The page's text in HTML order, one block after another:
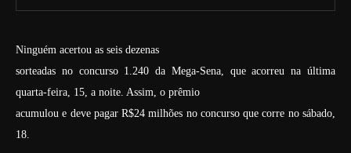
Ninguém acertou as seis dezenas
sorteadas no concurso 1.240 da Mega-Sena, que acorreu na última
quarta-feira, 15, a noite. Assim, o prêmio
acumulou e deve pagar R$24 milhões no concurso que corre no sábado,
18.